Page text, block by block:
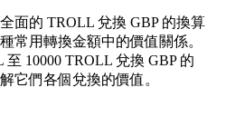
面的 TROLL 兌換 GBP 的換算
常用轉換金額中的價值關係。
10000 TROLL 兌換 GBP 的
它們各個兌換的價值。